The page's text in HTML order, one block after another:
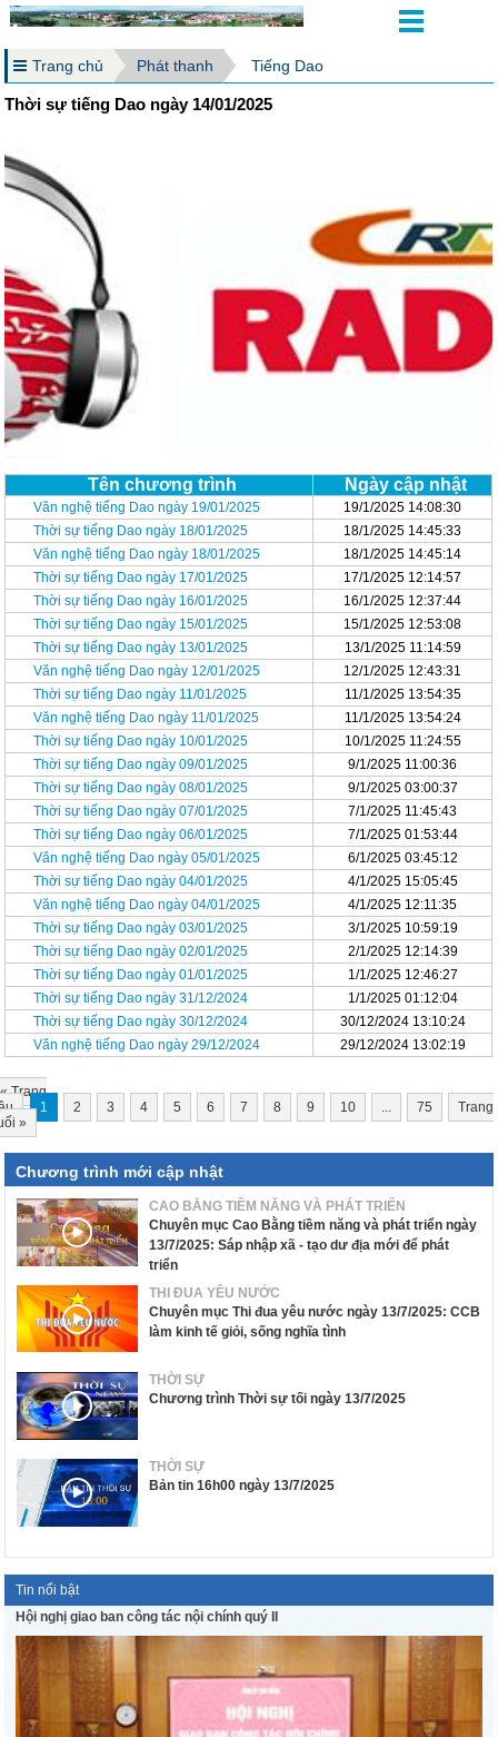
Trang chủ Phát thanh Tiếng Dao
Thời sự tiếng Dao ngày 14/01/2025
Tên chương trình Ngày cập nhật
Văn nghệ tiếng Dao ngày 19/01/2025
19/1/2025 14:08:30
Thời sự tiếng Dao ngày 18/01/2025
18/1/2025 14:45:33
Văn nghệ tiếng Dao ngày 18/01/2025
18/1/2025 14:45:14
Thời sự tiếng Dao ngày 17/01/2025
17/1/2025 12:14:57
Thời sự tiếng Dao ngày 16/01/2025
16/1/2025 12:37:44
Thời sự tiếng Dao ngày 15/01/2025
15/1/2025 12:53:08
Thời sự tiếng Dao ngày 13/01/2025
13/1/2025 11:14:59
Văn nghệ tiếng Dao ngày 12/01/2025
12/1/2025 12:43:31
Thời sự tiếng Dao ngày 11/01/2025
11/1/2025 13:54:35
Văn nghệ tiếng Dao ngày 11/01/2025
11/1/2025 13:54:24
Thời sự tiếng Dao ngày 10/01/2025
10/1/2025 11:24:55
Thời sự tiếng Dao ngày 09/01/2025
9/1/2025 11:00:36
Thời sự tiếng Dao ngày 08/01/2025
9/1/2025 03:00:37
Thời sự tiếng Dao ngày 07/01/2025
7/1/2025 11:45:43
Thời sự tiếng Dao ngày 06/01/2025
7/1/2025 01:53:44
Văn nghệ tiếng Dao ngày 05/01/2025
6/1/2025 03:45:12
Thời sự tiếng Dao ngày 04/01/2025
4/1/2025 15:05:45
Văn nghệ tiếng Dao ngày 04/01/2025
4/1/2025 12:11:35
Thời sự tiếng Dao ngày 03/01/2025
3/1/2025 10:59:19
Thời sự tiếng Dao ngày 02/01/2025
2/1/2025 12:14:39
Thời sự tiếng Dao ngày 01/01/2025
1/1/2025 12:46:27
Thời sự tiếng Dao ngày 31/12/2024
1/1/2025 01:12:04
Thời sự tiếng Dao ngày 30/12/2024
30/12/2024 13:10:24
Văn nghệ tiếng Dao ngày 29/12/2024
29/12/2024 13:02:19
«Trang
1 2 3 4 5 6 7 8 9 10 ... 75
Trang
»
Chương trình mới cập nhật
CAO BẰNG TIỀM NĂNG VÀ PHÁT TRIỂN
Chuyên mục Cao Bằng tiềm năng và phát triển ngày
13/7/2025: Sáp nhập xã - tạo dư địa mới để phát
triển
THI ĐUA YÊU NƯỚC
Chuyên mục Thi đua yêu nước ngày 13/7/2025: CCB
làm kinh tế giỏi, sống nghĩa tình
THỜI SỰ
Chương trình Thời sự tối ngày 13/7/2025
THỜI SỰ
Bản tin 16h00 ngày 13/7/2025
Tin nổi bật
Hội nghị giao ban công tác nội chính quý II